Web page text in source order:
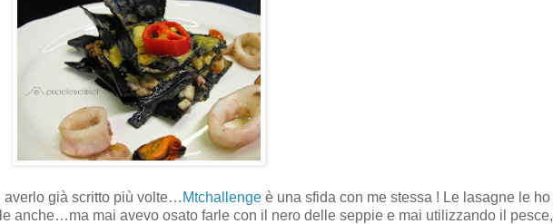
averlo già scritto più volte… Mtchallenge è una sfida con me stessa ! Le lasagne le ho
anche…ma mai avevo osato farle con il nero delle seppie e mai utilizzando il pesce,